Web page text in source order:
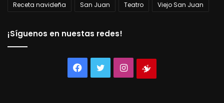
Receta navideña
San Juan Teatro Viejo San Juan
¡Síguenos en nuestas redes!
Facebook
TwitterInstagram